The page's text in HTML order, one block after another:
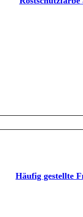
Häufig gestellte